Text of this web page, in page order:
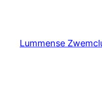
Lummense